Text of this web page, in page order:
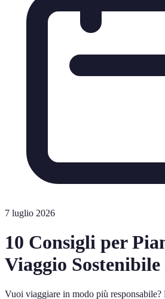
7 luglio 2026
10 Consigli per
Viaggio Sostenibile
Vuoi viaggiare in modo più